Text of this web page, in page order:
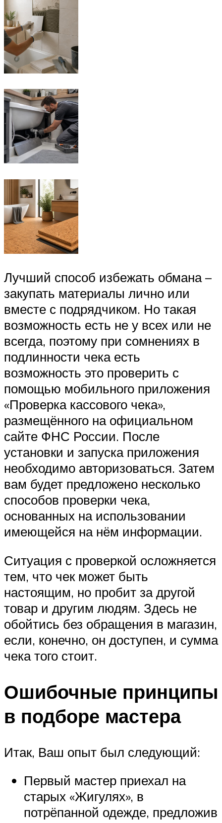
Лучший способ избежать обмана –
закупать материалы лично или
вместе с подрядчиком. Но такая
возможность есть не у всех или не
всегда, поэтому при сомнениях в
подлинности чека есть
возможность это проверить с
помощью мобильного приложения
«Проверка кассового чека»,
размещённого на официальном
сайте ФНС России. После
установки и запуска приложения
необходимо авторизоваться. Затем
вам будет предложено несколько
способов проверки чека,
основанных на использовании
имеющейся на нём информации.
Ситуация с проверкой осложняется
тем, что чек может быть
настоящим, но пробит за другой
товар и другим людям. Здесь не
обойтись без обращения в магазин,
если, конечно, он доступен, и сумма
чека того стоит.
Ошибочные принципы
в подборе мастера
Итак, Ваш опыт был следующий:
Первый мастер приехал на
старых «Жигулях», в
потрёпанной одежде, предложив